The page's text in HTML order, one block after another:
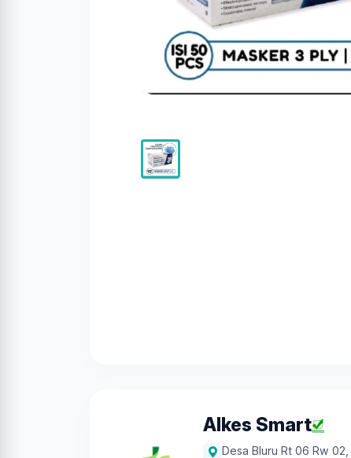
Alkes Smart
Desa Bluru Rt 06 Rw 02